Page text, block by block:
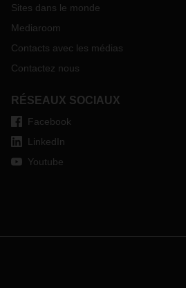
Sites dans le monde
Mediaroom
Contacts avec les médias
Contactez nous
RÉSEAUX SOCIAUX
Facebook
LinkedIn
Youtube